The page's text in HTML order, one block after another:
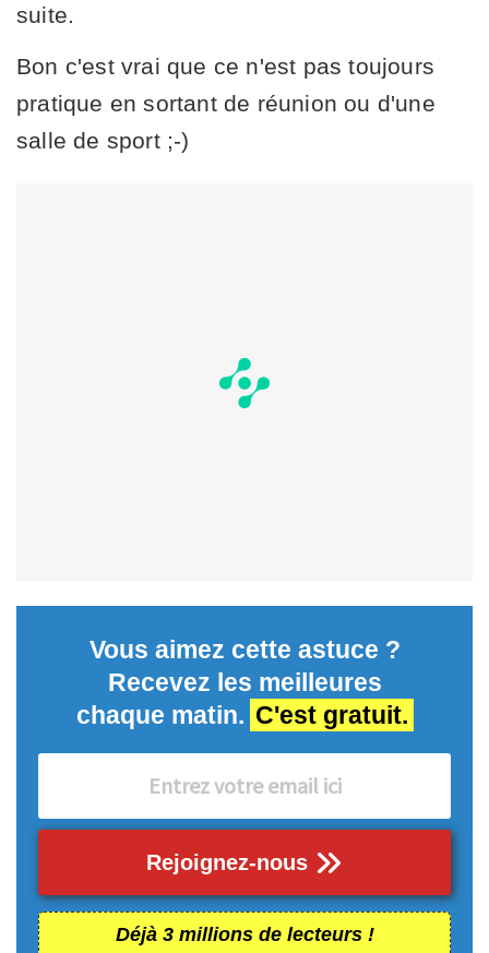
suite.
Bon c'est vrai que ce n'est pas toujours
pratique en sortant de réunion ou d'une
salle de sport ;-)
Vous aimez cette astuce ?
Recevez les meilleures
chaque matin. C'est gratuit.
Rejoignez-nous
Déjà 3 millions de lecteurs !